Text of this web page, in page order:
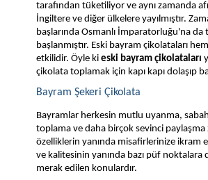
tarafından tüketiliyor ve aynı zamanda
İngiltere ve diğer ülkelere yayılmıştır.
başlarında Osmanlı İmparatorluğu'na da
başlanmıştır. Eski bayram çikolataları
etkilidir. Öyle ki eski bayram çikolataları
çikolata toplamak için kapı kapı dolaşıp
Bayram Şekeri Çikolata
Bayramlar herkesin mutlu uyanma,
toplama ve daha birçok sevinci
özelliklerin yanında misafirlerinize ikram
ve kalitesinin yanında bazı püf noktalara
merak edilen konulardır.